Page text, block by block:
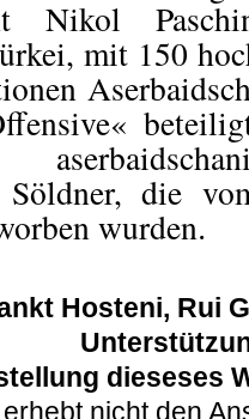
,
Berlin-Mitte
Kamps!,
,III. Weg ,
,Rechte
Roter Morgen,